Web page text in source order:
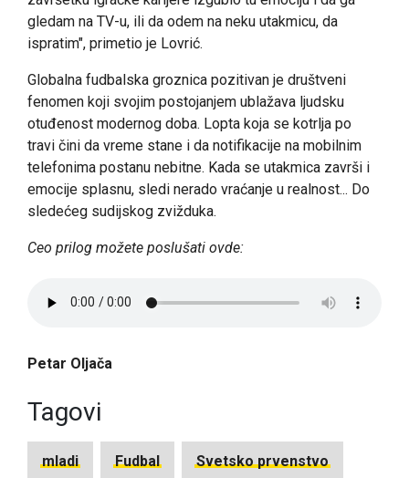
gledam na TV-u, ili da odem na neku utakmicu, da
ispratim", primetio je Lovrić.
Globalna fudbalska groznica pozitivan je društveni
fenomen koji svojim postojanjem ublažava ljudsku
otuđenost modernog doba. Lopta koja se kotrlja po
travi čini da vreme stane i da notifikacije na mobilnim
telefonima postanu nebitne. Kada se utakmica završi i
emocije splasnu, sledi nerado vraćanje u realnost... Do
sledećeg sudijskog zvižduka.
Ceo prilog možete poslušati ovde:
Petar Oljača
Tagovi
mladi Fudbal Svetsko prvenstvo